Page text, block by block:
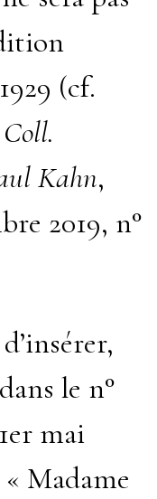
(cf.
Kahn,
2019, n°
le n°
mai
« Madame